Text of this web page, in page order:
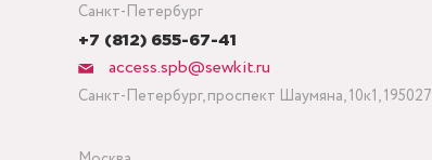
Санкт-Петербург
+7 (812) 655-67-41
access.spb@sewkit.ru
Санкт-Петербург, проспект Шаумяна, 10к1, 195027